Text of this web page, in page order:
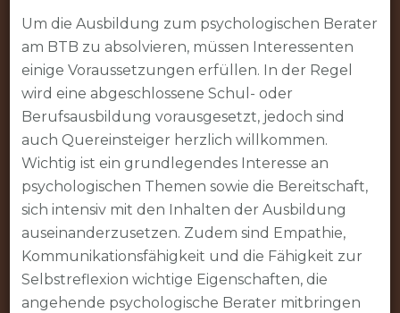
Um die Ausbildung zum psychologischen Berater
am BTB zu absolvieren, müssen Interessenten
einige Voraussetzungen erfüllen. In der Regel
wird eine abgeschlossene Schul- oder
Berufsausbildung vorausgesetzt, jedoch sind
auch Quereinsteiger herzlich willkommen.
Wichtig ist ein grundlegendes Interesse an
psychologischen Themen sowie die Bereitschaft,
sich intensiv mit den Inhalten der Ausbildung
auseinanderzusetzen. Zudem sind Empathie,
Kommunikationsfähigkeit und die Fähigkeit zur
Selbstreflexion wichtige Eigenschaften, die
angehende psychologische Berater mitbringen